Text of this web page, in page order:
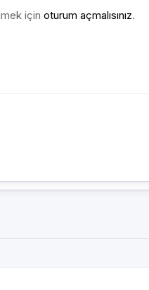
için oturum açmalısınız.